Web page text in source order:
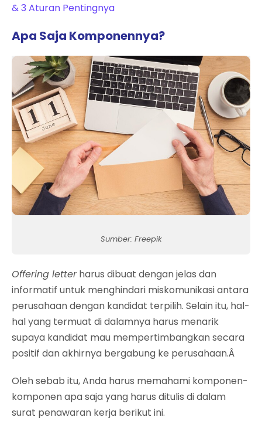
& 3 Aturan Pentingnya
Apa Saja Komponennya?
Sumber: Freepik
Offering letterharus dibuat dengan jelas dan
informatif untuk menghindari miskomunikasi antara
perusahaan dengan kandidat terpilih. Selain itu, hal-
hal yang termuat di dalamnya harus menarik
supaya kandidat mau mempertimbangkan secara
positif dan akhirnya bergabung ke perusahaan.Â
Oleh sebab itu, Anda harus memahami komponen-
komponen apa saja yang harus ditulis di dalam
surat penawaran kerja berikut ini.